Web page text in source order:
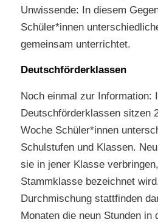
Unwissende: In diesem
Schüler*innen
gemeinsam unterrichtet.
Deutschförderklassen
Noch einmal zur Information:
Deutschförderklassen sitzen
Woche Schüler*innen
Schulstufen und Klassen.
sie in jener Klasse
Stammklasse bezeichnet
Durchmischung stattfinden
Monaten die neun Stunden in